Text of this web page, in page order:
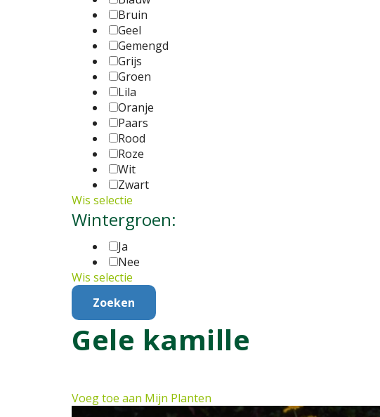
Bruin
Geel
Gemengd
Grijs
Groen
Lila
Oranje
Paars
Rood
Roze
Wit
Zwart
Wis selectie
Wintergroen:
Ja
Nee
Wis selectie
Gele kamille
Voeg toe aan Mijn Planten